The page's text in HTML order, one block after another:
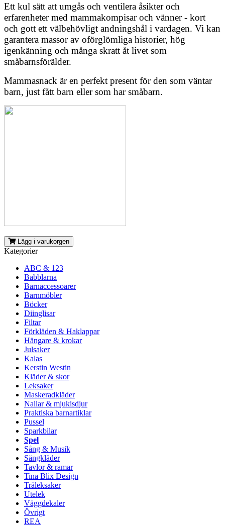
Ett kul sätt att umgås och ventilera åsikter och
erfarenheter med mammakompisar och vänner - kort
och gott ett välbehövligt andningshål i vardagen. Vi kan
garantera massor av oförglömliga historier, hög
igenkänning och många skratt åt livet som
småbarnsförälder.
Mammasnack är en perfekt present för den som väntar
barn, just fått barn eller som har småbarn.
Lägg i varukorgen
Kategorier
ABC & 123
Babblarna
Barnaccessoarer
Barnmöbler
Böcker
Diinglisar
Filtar
Förkläden & Haklappar
Hängare & krokar
Julsaker
Kalas
Kerstin Westin
Kläder & skor
Leksaker
Maskeradkläder
Nallar & mjukisdjur
Praktiska barnartiklar
Pussel
Sparkbilar
Spel
Sång & Musik
Sängkläder
Tavlor & ramar
Tina Blix Design
Träleksaker
Utelek
Väggdekaler
Övrigt
REA